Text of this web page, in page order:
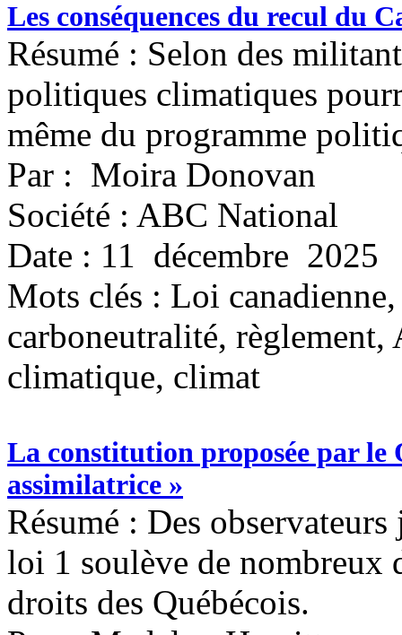
Les conséquences du recul du
Résumé : Selon des
politiques climatiques
même du programme
Par : Moira Donovan
Société : ABC National
Date : 11 décembre 2025
Mots clés : Loi
carboneutralité, règlement,
climatique, climat
La constitution proposée par le
assimilatrice »
Résumé : Des
loi 1 soulève de nombreux
droits des Québécois.